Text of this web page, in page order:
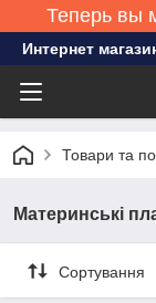
Теперь вы
Интернет
Товари та
Материнські
Сортування